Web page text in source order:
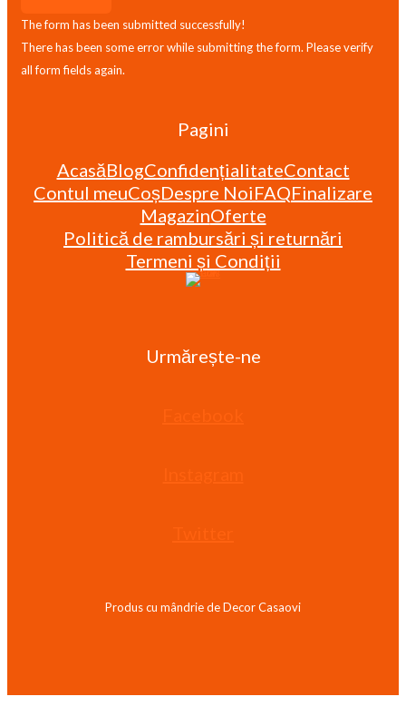
The form has been submitted successfully!
There has been some error while submitting the form. Please verify
all form fields again.
Pagini
AcasăBlogConfidențialitateContact
Contul meuCoșDespre NoiFAQFinalizare
MagazinOferte
Politică de rambursări și returnări
Termeni și Condiții
Urmărește-ne
Produs cu mândrie de Decor Casaovi